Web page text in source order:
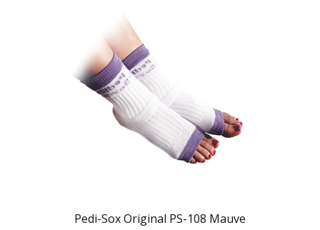
Pedi-Sox Original PS-108 Mauve